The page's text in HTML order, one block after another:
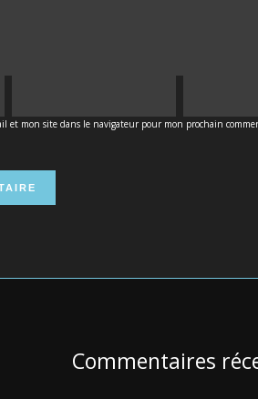
et mon site dans le navigateur pour mon prochain
Commentaires